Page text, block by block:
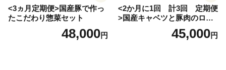
<3ヵ月定期便>国産豚で作っ
たこだわり惣菜セット
48,000円
<2か月に1回 計3回 定期便
>国産キャベツと豚肉のロー
ルキャベツ（6P入り）
45,000円